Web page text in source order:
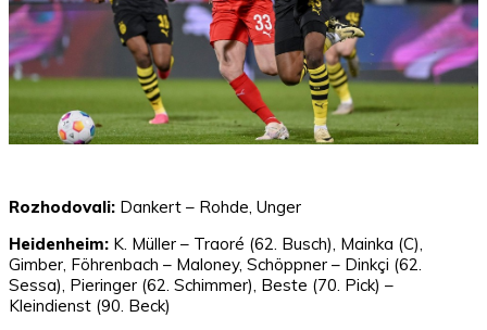
Rozhodovali: Dankert – Rohde, Unger
Heidenheim: K. Müller – Traoré (62. Busch), Mainka (C),
Gimber, Föhrenbach – Maloney, Schöppner – Dinkçi (62.
Sessa), Pieringer (62. Schimmer), Beste (70. Pick) –
Kleindienst (90. Beck)